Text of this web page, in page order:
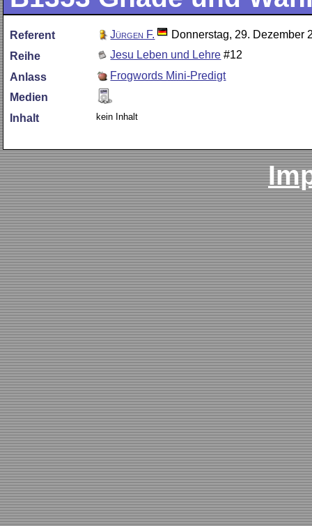
Referent Jürgen F.
Donnerstag, 29. Dezember
Reihe
Jesu Leben und Lehre #12
Anlass
Frogwords Mini-Predigt
Medien
Inhalt
kein Inhalt